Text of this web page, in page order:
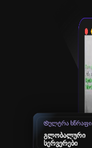
ულტრა სწრაფი
გლობალური
სერვერები